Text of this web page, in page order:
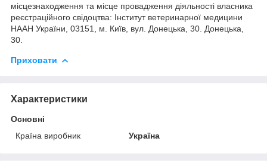
місцезнаходження та місце провадження діяльності власника
реєстраційного свідоцтва: Інститут ветеринарної медицини
НААН України, 03151, м. Київ, вул. Донецька, 30. Донецька,
30.
Приховати
Характеристики
Основні
Країна виробник
Україна